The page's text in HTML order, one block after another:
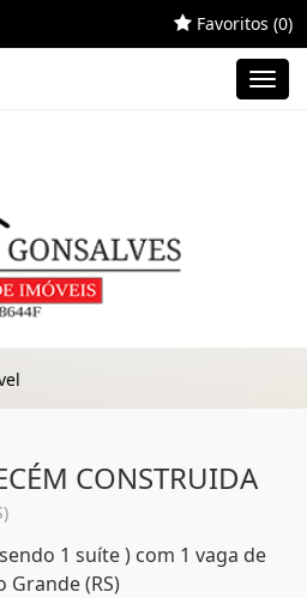
Favoritos (0)
CONSTRUIDA
1 suíte ) com 1 vaga de
Grande (RS)